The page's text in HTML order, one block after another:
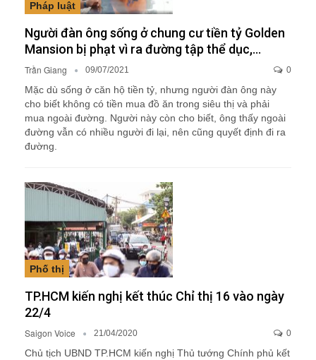
Pháp luật
Người đàn ông sống ở chung cư tiền tỷ Golden
Mansion bị phạt vì ra đường tập thể dục,…
Trần Giang 09/07/2021 0
Mặc dù sống ở căn hộ tiền tỷ, nhưng người đàn ông này
cho biết không có tiền mua đồ ăn trong siêu thị và phải
mua ngoài đường. Người này còn cho biết, ông thấy ngoài
đường vẫn có nhiều người đi lại, nên cũng quyết định đi ra
đường.
Phố thị
TP.HCM kiến nghị kết thúc Chỉ thị 16 vào ngày
22/4
Saigon Voice 21/04/2020 0
Chủ tịch UBND TP.HCM kiến nghị Thủ tướng Chính phủ kết